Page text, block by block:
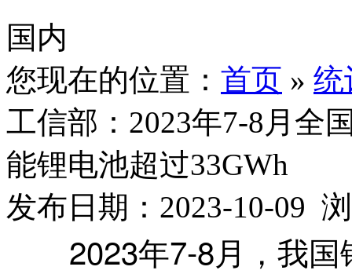
国内
您现在的位置： 首页 » 统
工信部：2023年7-8月全
能锂电池超过33GWh
发布日期：2023-10-09
2023年7-8月，我